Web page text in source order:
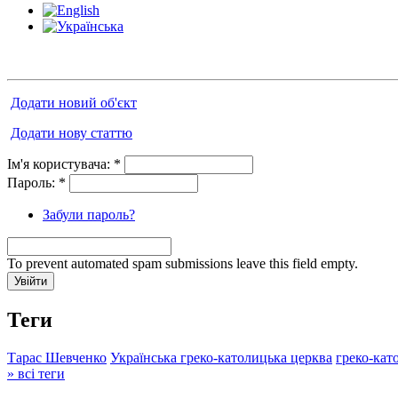
Додати новий об'єкт
Додати нову статтю
Ім'я користувача: *
Пароль: *
Забули пароль?
To prevent automated spam submissions leave this field empty.
Теги
Тарас Шевченко Українська греко-католицька церква греко-
» всі теги